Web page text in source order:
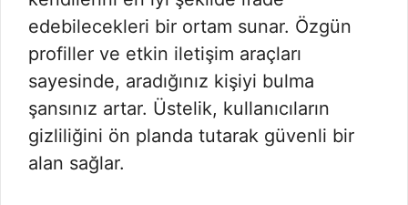
edebilecekleri bir ortam sunar. Özgün
profiller ve etkin iletişim araçları
sayesinde, aradığınız kişiyi bulma
şansınız artar. Üstelik, kullanıcıların
gizliliğini ön planda tutarak güvenli bir
alan sağlar.